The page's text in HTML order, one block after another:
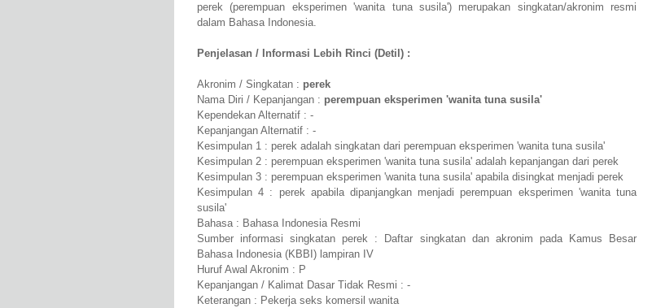
perek (perempuan eksperimen 'wanita tuna susila') merupakan singkatan/akronim resmi
dalam Bahasa Indonesia.
Penjelasan / Informasi Lebih Rinci (Detil) :
Akronim / Singkatan : perek
Nama Diri / Kepanjangan : perempuan eksperimen 'wanita tuna susila'
Kependekan Alternatif : -
Kepanjangan Alternatif : -
Kesimpulan 1 : perek adalah singkatan dari perempuan eksperimen 'wanita tuna susila'
Kesimpulan 2 : perempuan eksperimen 'wanita tuna susila' adalah kepanjangan dari perek
Kesimpulan 3 : perempuan eksperimen 'wanita tuna susila' apabila disingkat menjadi perek
Kesimpulan 4 : perek apabila dipanjangkan menjadi perempuan eksperimen 'wanita tuna
susila'
Bahasa : Bahasa Indonesia Resmi
Sumber informasi singkatan perek : Daftar singkatan dan akronim pada Kamus Besar
Bahasa Indonesia (KBBI) lampiran IV
Huruf Awal Akronim : P
Kepanjangan / Kalimat Dasar Tidak Resmi : -
Keterangan : Pekerja seks komersil wanita